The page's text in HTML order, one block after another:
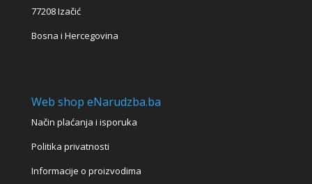
77208 Izačić
Bosna i Hercegovina
Web shop eNarudzba.ba
Način plaćanja i isporuka
Politika privatnosti
Informacije o proizvodima